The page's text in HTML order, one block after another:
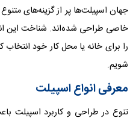
جهان اسپیلت‌ها پر از گزینه‌های
خاصی طراحی شده‌اند. شناخت این
را برای خانه یا محل کار خود انتخاب
شویم.
معرفی انواع اسپیلت
تنوع در طراحی و کاربرد اسپیلت